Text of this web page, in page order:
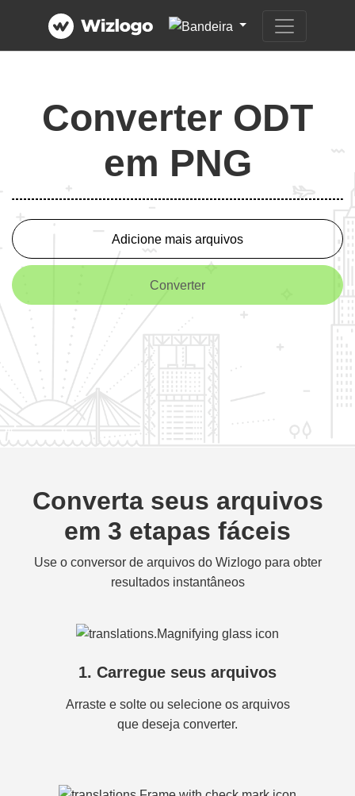
Converter ODT
em PNG
Adicione mais arquivos
Converter
Converta seus arquivos
em 3 etapas fáceis
Use o conversor de arquivos do Wizlogo para obter
resultados instantâneos
1. Carregue seus arquivos
Arraste e solte ou selecione os arquivos
que deseja converter.